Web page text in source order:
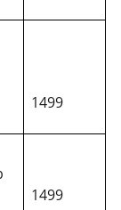
1499
1499